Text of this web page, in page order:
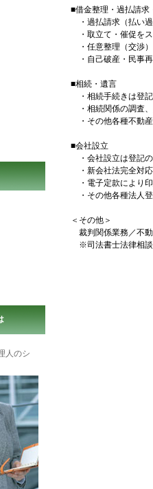
■借金整理・過払請求
・過払請求（払い過
・取立て・催促を
・任意整理（交渉
・自己破産・民事
■相続・遺言
・相続手続きは登
・相続関係の調査
・その他各種不動
■会社設立
・会社設立は登記
・新会社法完全対応
・電子定款により
・その他各種法人
＜その他＞
裁判関係業務／不
※司法書士法律相談
人のシ